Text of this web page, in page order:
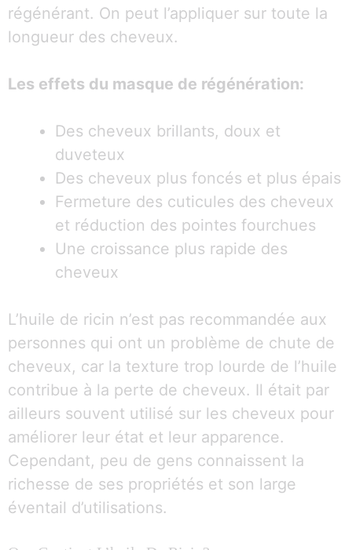
régénérant. On peut l’appliquer sur toute la
longueur des cheveux.
Les effets du masque de régénération:
Des cheveux brillants, doux et
duveteux
Des cheveux plus foncés et plus épais
Fermeture des cuticules des cheveux
et réduction des pointes fourchues
Une croissance plus rapide des
cheveux
L’huile de ricin n’est pas recommandée aux
personnes qui ont un problème de chute de
cheveux, car la texture trop lourde de l’huile
contribue à la perte de cheveux. Il était par
ailleurs souvent utilisé sur les cheveux pour
améliorer leur état et leur apparence.
Cependant, peu de gens connaissent la
richesse de ses propriétés et son large
éventail d’utilisations.